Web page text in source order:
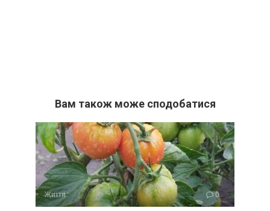
Вам також може сподобатися
Життя 0